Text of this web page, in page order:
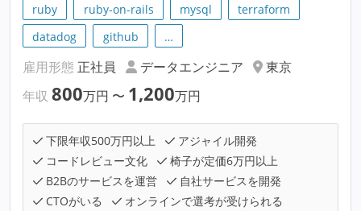
ruby ruby-on-rails mysql
terraform
datadog
github …
雇用形態 正社員 データエンジニア
東京
年収 800万円 〜 1,200万円
下限年収500万円以上
アジャイル開発
コードレビュー文化
椅子が定価6万円以上
B2Bのサービスを運営
自社サービスを開発
CTOがいる
オンラインで選考が受けられる